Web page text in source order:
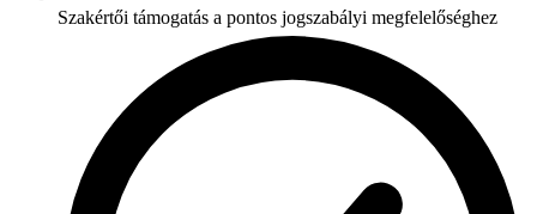
Szakértői támogatás a pontos jogszabályi megfelelőséghez